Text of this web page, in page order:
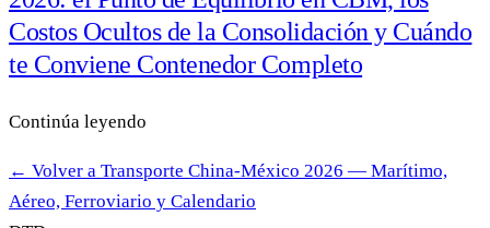
Costos Ocultos de la Consolidación y Cuándo
te Conviene Contenedor Completo
Continúa leyendo
← Volver a Transporte China-México 2026 — Marítimo,
Aéreo, Ferroviario y Calendario